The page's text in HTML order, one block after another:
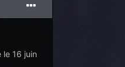
16 juin